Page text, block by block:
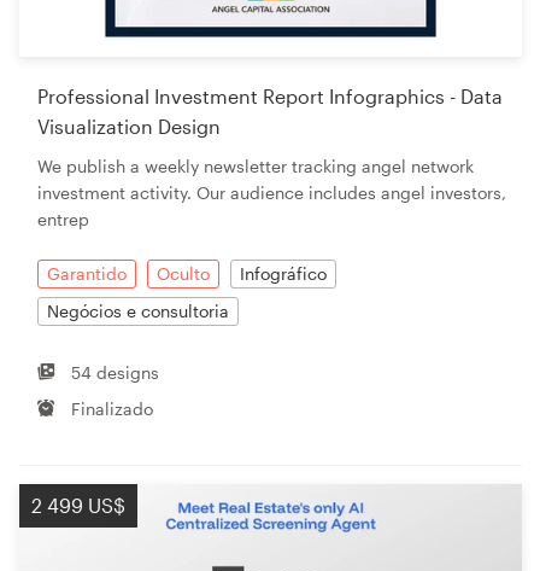
Professional Investment Report Infographics - Data
Visualization Design
We publish a weekly newsletter tracking angel network
investment activity. Our audience includes angel investors,
entrep
Garantido Oculto
Infográfico
Negócios e consultoria
54 designs
Finalizado
2 499 US$